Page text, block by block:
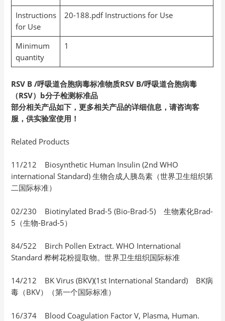
Instructions
for Use
20-188.pdf Instructions for Use
Minimum
quantity
1
RSV B /呼吸道合胞病毒标准物质RSV B/呼吸道合胞病毒
（RSV）b分子检测标准品
部分相关产品如下，更多相关产品的详细信息，请咨询客
服，供实验室使用！
Related Products
11/212 Biosynthetic Human Insulin (2nd WHO
international Standard) 生物合成人胰岛素（世界卫生组织第
二国际标准）
02/230 Biotinylated Brad-5 (Bio-Brad-5) 生物素化Brad-
5（生物-Brad-5）
84/522 Birch Pollen Extract. WHO International
Standard 桦树花粉提取物。世界卫生组织国际标准
14/212 BK Virus (BKV)(1st International Standard) BK病
毒（BKV）（第一个国际标准）
16/374 Blood Coagulation Factor V, Plasma, Human.